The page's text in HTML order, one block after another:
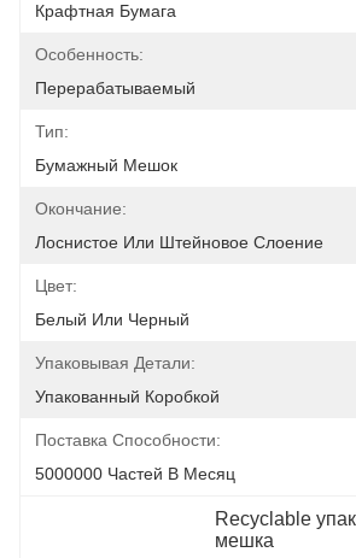
Крафтная Бумага
Особенность:
Перерабатываемый
Тип:
Бумажный Мешок
Окончание:
Лоснистое Или Штейновое Слоение
Цвет:
Белый Или Черный
Упаковывая Детали:
Упакованный Коробкой
Поставка Способности:
5000000 Частей В Месяц
Recyclable
мешка